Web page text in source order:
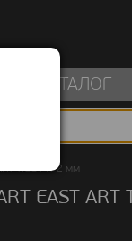
КАТАЛОГ
TILE FIT 2 мм
EAST ART